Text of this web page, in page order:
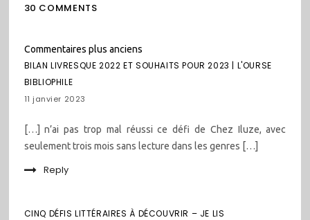
30 COMMENTS
Navigation
dans
les
commentaires
Commentaires plus anciens
BILAN LIVRESQUE 2022 ET SOUHAITS POUR 2023 | L'OURSE
BIBLIOPHILE
11 janvier 2023
[…] n’ai pas trop mal réussi ce défi de Chez Iluze, avec
seulement trois mois sans lecture dans les genres […]
Reply
CINQ DÉFIS LITTÉRAIRES À DÉCOUVRIR – JE LIS